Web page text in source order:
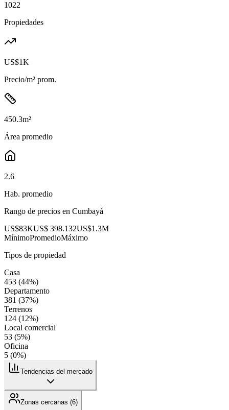
1022
Propiedades
US$1K
Precio/m² prom.
450.3m²
Área promedio
2.6
Hab. promedio
Rango de precios en Cumbayá
US$83KUS$ 398.132US$1.3M
MínimoPromedioMáximo
Tipos de propiedad
Casa
453 (44%)
Departamento
381 (37%)
Terrenos
124 (12%)
Local comercial
53 (5%)
Oficina
5 (0%)
Tendencias del mercado
Zonas cercanas (6)